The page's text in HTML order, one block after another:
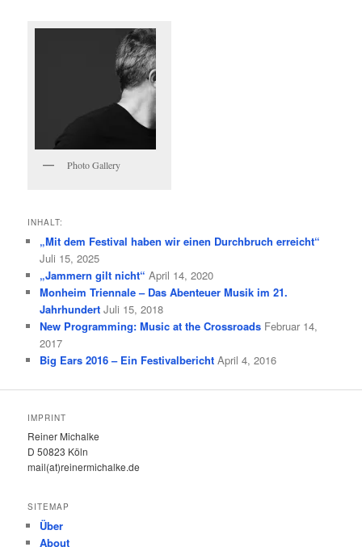
Photo Gallery
INHALT:
„Mit dem Festival haben wir einen Durchbruch erreicht“
Juli 15, 2025
„Jammern gilt nicht“ April 14, 2020
Monheim Triennale – Das Abenteuer Musik im 21.
Jahrhundert Juli 15, 2018
New Programming: Music at the Crossroads Februar 14,
2017
Big Ears 2016 – Ein Festivalbericht April 4, 2016
IMPRINT
Reiner Michalke
D 50823 Köln
mail(at)reinermichalke.de
SITEMAP
Über
About